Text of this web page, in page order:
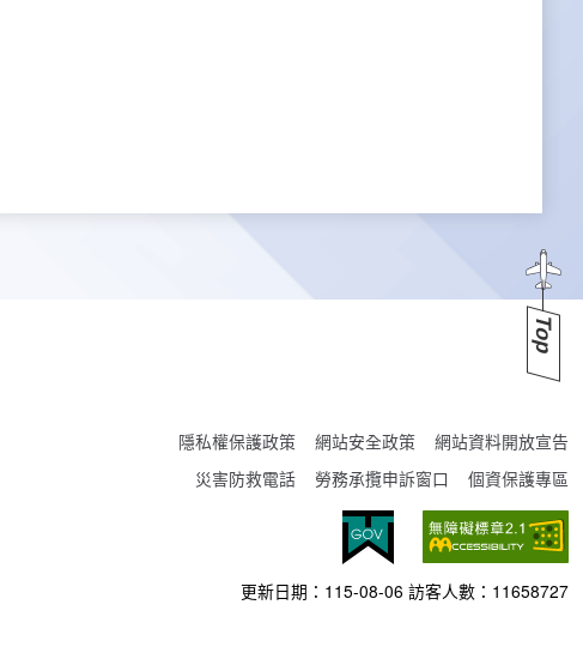
隱私權保護政策 網站安全政策
網站資料開放宣告
災害防救電話
勞務承攬申訴窗口 個資保護專區
更新日期： 115-08-06 訪客人數： 11658727
Top